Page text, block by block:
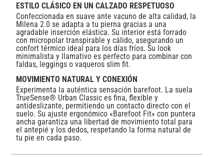
ESTILO CLÁSICO EN UN CALZADO RESPETUOSO
Confeccionada en suave ante vacuno de alta calidad, la
Milena 2.0 se adapta a tu pierna gracias a una
agradable inserción elástica. Su interior está forrado
con micropolar transpirable y cálido, asegurando un
confort térmico ideal para los días fríos. Su look
minimalista y llamativo es perfecto para combinar con
faldas, leggings o vaqueros slim fit.
MOVIMIENTO NATURAL Y CONEXIÓN
Experimenta la auténtica sensación barefoot. La suela
TrueSense® Urban Classic es fina, flexible y
antideslizante, permitiendo un contacto directo con el
suelo. Su ajuste ergonómico «Barefoot Fit» con puntera
ancha garantiza una libertad de movimiento total para
el antepié y los dedos, respetando la forma natural de
tu pie en cada paso.